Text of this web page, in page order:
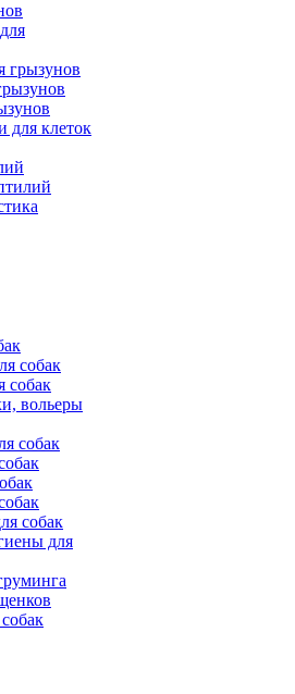
грызунов
для клеток
собак
собак
вольеры
собак
собак
для